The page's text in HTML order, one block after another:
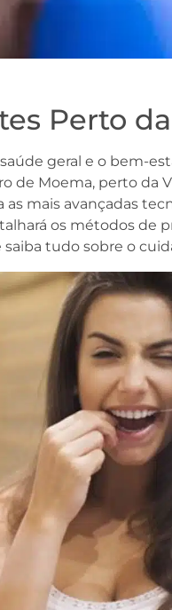
Perto
geral e o bem-
de Moema, perto da
mais avançadas
os métodos de
saiba tudo sobre o